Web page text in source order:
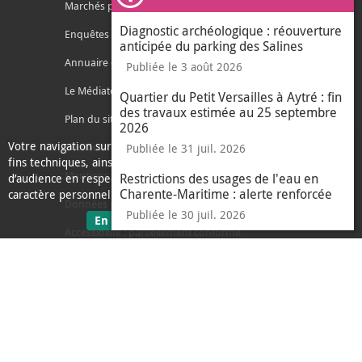
Votre navigation sur ce site nécessite l’usage de cookies pour des
fins techniques, ainsi que des cookies anonymisés de mesure
d’audience en respect de la législation relative aux données à
caractère personnel.
En savoir plussur les données personnelles
J'ai compris
le message
Diagnostic archéologique : réouverture
anticipée du parking des Salines
Publiée le 3 août 2026
Quartier du Petit Versailles à Aytré : fin
des travaux estimée au 25 septembre
2026
Publiée le 31 juil. 2026
Restrictions des usages de l'eau en
Charente-Maritime : alerte renforcée
Publiée le 30 juil. 2026
Marchés publics
Enquêtes publiques
Annuaire des services
Le Médiateur de l'Agglo
Plan du site
Contacter l'agglo
Mentions légales
Accessibilité : partiellement conforme